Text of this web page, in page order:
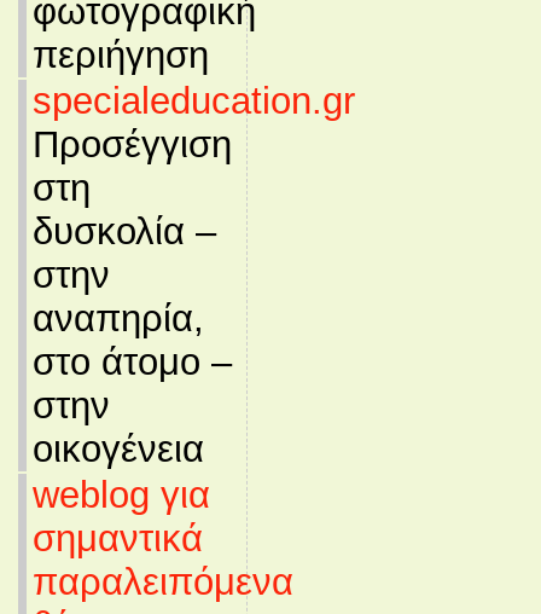
φωτογραφική
περιήγηση
specialeducation.gr
Προσέγγιση
στη
δυσκολία –
στην
αναπηρία,
στο άτομο –
στην
οικογένεια
weblog για
σημαντικά
παραλειπόμενα